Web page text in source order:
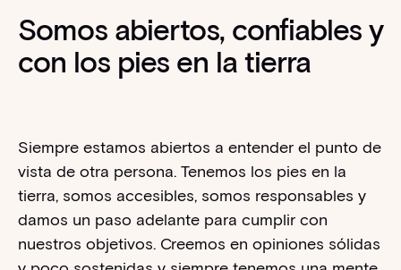
Somos abiertos, confiables y
con los pies en la tierra
Siempre estamos abiertos a entender el punto de
vista de otra persona. Tenemos los pies en la
tierra, somos accesibles, somos responsables y
damos un paso adelante para cumplir con
nuestros objetivos. Creemos en opiniones sólidas